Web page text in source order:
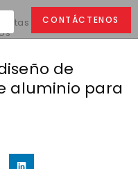
CONTÁCTENOS
corredizas de
de
aluminio para